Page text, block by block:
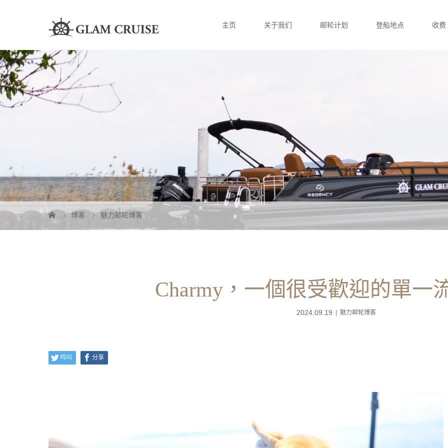
主页 关于我们 邮轮计划 登船地点 收费
博客 魅力邮轮博客
Charmy，一個很受歡迎的單一
2024.09.19 魅力邮轮博客
鸣叫 分享